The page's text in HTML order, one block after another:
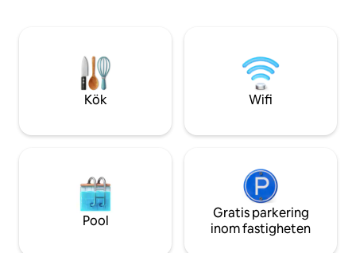
skönheten i The Natural State. Det är
det perfekta stället för din nästa
familjesammankomst, eller bara för att
komma iväg och koppla av.
skapa varaktiga
familj. 35–39
Fayetteville.
Kök Wifi
Pool
Gratis parkering
inom fastigheten